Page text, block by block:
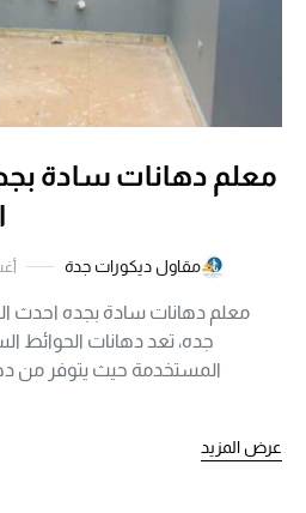
معلم دهانات سادة
مقاول ديكورات جدة
جده، تعد دهانات الحوائط
المستخدمة حيث يتوفر من
عرض المزيد